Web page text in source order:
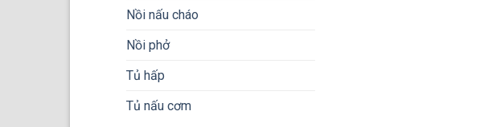
Nồi nấu cháo
Nồi phở
Tủ hấp
Tủ nấu cơm